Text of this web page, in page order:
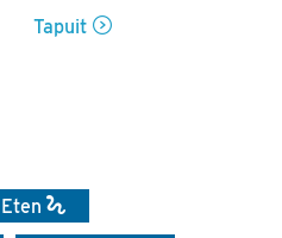
Tapuit